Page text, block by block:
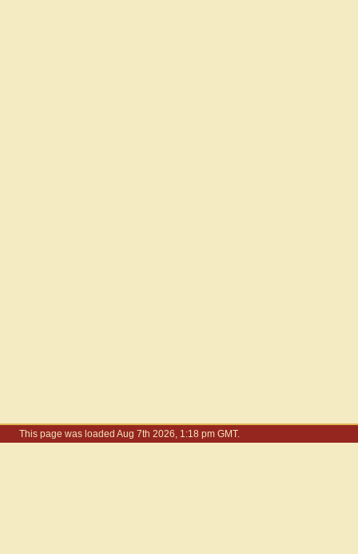
This page was loaded Aug 7th 2026, 1:18 pm GMT.